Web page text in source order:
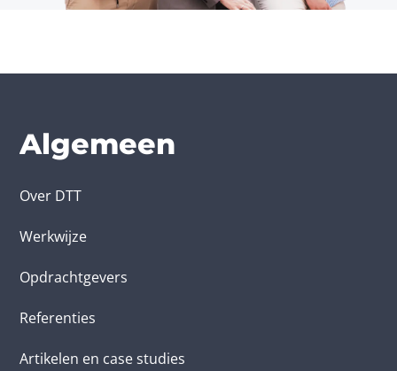
Algemeen
Over DTT
Werkwijze
Opdrachtgevers
Referenties
Artikelen en case studies